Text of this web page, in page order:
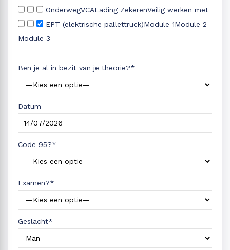
OnderwegVCALading ZekerenVeilig werken met
EPT (elektrische pallettruck)Module 1Module 2
Module 3
Ben je al in bezit van je theorie?*
Datum
Code 95?*
Examen?*
Geslacht*